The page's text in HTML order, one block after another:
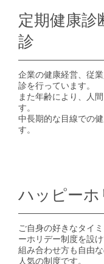
定期健康診
診
企業の健康経営、従
診を行っています。
また年齢により、人
す。
中長期的な目線での
す。
ハッピーホ
ご自身の好きなタイ
ーホリデー制度を設け
組み合わせ方も自由
人気の制度です。